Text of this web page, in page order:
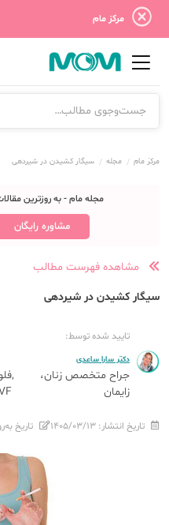
مرکز مام
مرکز مام مجله سیگار کشیدن در شیردهی
مجله مام - به روزترین
مشاوره رایگان
مشاهده فهرست مطالب
سیگار کشیدن در شیردهی
تایید شده توسط:
دکتر سارا ساعدی
جراح متخصص زنان،
زایمان
تاریخ انتشار: ۱۴۰۵/۰۳/۱۳ تاریخ